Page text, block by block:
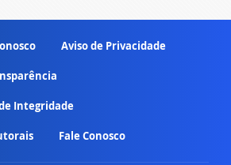
Aviso de Privacidade
Integridade
Fale Conosco